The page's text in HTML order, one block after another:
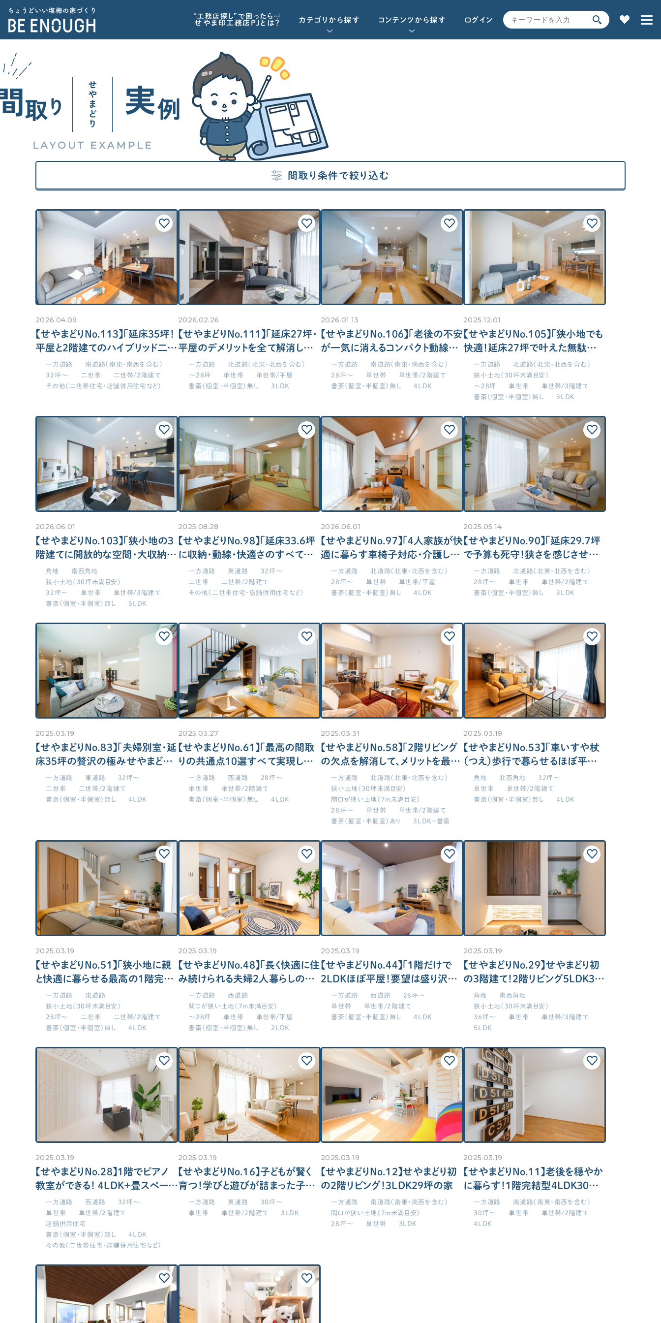
“工務店探し”で困ったら…
せやま印工務店PJとは？ カテゴリから探す
家づくりの前に 資金計画
工務店・HM選び
間取り 契約後の注意点 時事ネタ・裏話
コンテンツから探す
記事で学ぶ 動画で学ぶ
ログイン
カテゴリから探す
重要記事一覧を見る
家づくりの前に
家を建てるべきか？から考えたい
家づくりに必要な心構えを知りたい
住宅業界の“闇”を知っておきたい
資金計画
予算オーバーを未然に防ぎたい
「住宅ローン」について学びたい
諸経費（保険など）の知識がほしい
家の性能
断熱／気密性能について学びたい
換気システムについて学びたい
太陽光発電について学びたい
災害（地震/水災）に強い家にしたい
エアコン計画・湿度管理を学びたい
標準仕様
「住宅設備」の選び方を知りたい
標準仕様のチェック方法を知りたい
工務店・HM選び
「工務店・HMの選び方」を学びたい
“ヤバい工務店・HM”を見抜きたい
土地探しの方法・コツを知りたい
間取り
間取り実例（せやまどり）
契約後の注意点
「施主検査」の確認事項を知りたい
外構工事について知りたい
家づくりの補助金情報を知りたい
時事ネタ・裏話
住宅業界の時事ネタ
キーワードから探す
サイト内検索
よく使われるキーワード
UA値 断熱基準
省エネ基準 気密性能
付帯工事 換気システム エアコン
太陽光パネル 一階完結型
アルミ樹脂複合サッシ
CONTENTS
コンテンツから探す
記事で学ぶ
動画で学ぶ
Q&Aで学ぶ
用語解説で学ぶ
SUPPORT
サポート
せやま印工務店プロジェクト
お役立ちツール
OTHER
せやまのきもち
工務店の方へ
各種メディアのみなさまへ
間取り条件で絞り込む
方角 延床面積
東道路
角地
南東角地
北東角地
こだわり条件を追加する
下記こだわり条件は……
and検索
※検索結果に反映されます
LDK
LDKを18畳以上にしたい！
スケルトンデザイン階段を希望！
2階リビングにしたい！
勾配天井や吹き抜けを希望！
和室・書斎・趣味
独立した書斎が欲しい！
4.5畳以上の和室がほしい！
(電子)ピアノを置きたい！
家事動線
洗面所と脱衣室を分けたい！
ランドリールーム兼用の脱衣室（3畳以
キッチンと洗面を隣接させたい！
回遊動線を採用したい！
トイレを洗面所隣接にしたい
バルコニーが欲しい！
収納
収納をかなり充実させたい！
1階にWIC（2畳以上目安）が欲しい！
玄関
シューズクローク（奥行2P以上目安）を
靴を脱いだ状態で靴を取りたい！
シューズクローク&ボックス併用
玄関近くに洗面を配置したい！
主寝室・子ども部屋
主寝室・子供部屋は最低限サイズ
子供部屋をつなげて将来仕切る！
1階に主寝室が欲しい！
土地
駐車場を2台以上確保したい！
変形地をうまく生かしたい！
土地・間口は狭いが素敵間取りに
庭不要！敷地目一杯家を建てたい
2026.04.09
【せやまどりNo.113】「延床35坪！
平屋と2階建てのハイブリッド二世
帯住宅」の間取り図
一方道路
南道路（南東・南西を含む）
32坪～
二世帯
二世帯/2階建て
その他（二世帯住宅・店舗併用住宅など）
2026.02.26
【せやまどりNo.111】「延床27坪・
平屋のデメリットを全て解消した
最高の平屋」の間取り図
一方道路
北道路（北東・北西を含む）
～28坪
単世帯
単世帯/平屋
書斎（個室・半個室）無し
3LDK
2026.01.13
【せやまどりNo.106】「老後の不安
が一気に消えるコンパクト動線の
家」の間取り図
一方道路
南道路（南東・南西を含む）
28坪～
単世帯
単世帯/2階建て
書斎（個室・半個室）無し
4LDK
2025.12.01
【せやまどりNo.105】「狭小地でも
快適！延床27坪で叶えた無駄ゼロ
設計の家」の間取り図
一方道路
北道路（北東・北西を含む）
狭小土地（30坪未満目安）
～28坪
単世帯
単世帯/3階建て
書斎（個室・半個室）無し
3LDK
2026.06.01
【せやまどりNo.103】「狭小地の3
階建てに開放的な空間・大収納を
設けた家」の間取り図
角地
南西角地
狭小土地（30坪未満目安）
32坪～
単世帯
単世帯/3階建て
書斎（個室・半個室）無し
5LDK
2025.08.28
【せやまどりNo.98】「延床33.6坪
に収納・動線・快適さのすべてを
実現した 極小二世帯住宅」の間
取り図
一方道路 東道路
32坪～
二世帯
二世帯/2階建て
その他（二世帯住宅・店舗併用住宅など）
2026.06.01
【せやまどりNo.97】「4人家族が快
適に暮らす車椅子対応・介護しや
すい平屋」の間取り図
一方道路
北道路（北東・北西を含む）
28坪～
単世帯
単世帯/平屋
書斎（個室・半個室）無し
4LDK
2025.05.14
【せやまどりNo.90】「延床29.7坪
で予算も死守！狭さを感じさせな
い11の工夫が光る一階完結型の
家」の間取り図
一方道路
北道路（北東・北西を含む）
28坪～
単世帯
単世帯/2階建て
書斎（個室・半個室）無し
3LDK
2025.03.19
【せやまどりNo.83】「夫婦別室・延
床35坪の贅沢の極みせやまどり
の家」の間取り図
一方道路 東道路
32坪～
二世帯
二世帯/2階建て
書斎（個室・半個室）無し
4LDK
2025.03.27
【せやまどりNo.61】「最高の間取
りの共通点10選すべて実現した
延床面積28.8坪の家」の間取り図
一方道路 西道路
28坪～
単世帯
単世帯/2階建て
書斎（個室・半個室）無し
4LDK
2025.03.31
【せやまどりNo.58】「2階リビング
の欠点を解消して、メリットを最大
化した家」の間取り図
一方道路
北道路（北東・北西を含む）
狭小土地（30坪未満目安）
間口が狭い土地（7m未満目安）
28坪～
単世帯
単世帯/2階建て
書斎（個室・半個室）あり
3LDK+書斎
2025.03.19
【せやまどりNo.53】「車いすや杖
（つえ）歩行で暮らせるほぼ平屋
のバリアフリーせやまどり」の間取
り図
角地 北西角地
32坪～
単世帯
単世帯/2階建て
書斎（個室・半個室）無し
4LDK
2025.03.19
【せやまどりNo.51】「狭小地に親
と快適に暮らせる最高の1階完結
型」の間取り図
一方道路
東道路
狭小土地（30坪未満目安）
28坪～
二世帯
二世帯/2階建て
書斎（個室・半個室）無し
4LDK
2025.03.19
【せやまどりNo.48】「長く快適に住
み続けられる夫婦2人暮らしのコ
ンパクトな平屋」の間取り図
一方道路
西道路
間口が狭い土地（7m未満目安）
～28坪
単世帯
単世帯/平屋
書斎（個室・半個室）無し
2LDK
2025.03.19
【せやまどりNo.44】「1階だけで
2LDKほぼ平屋！要望は盛り沢山
でも30坪に抑えたい方必見の1階
完結型」の間取り図
一方道路 西道路
28坪～
単世帯
単世帯/2階建て
書斎（個室・半個室）無し
4LDK
2025.03.19
【せやまどりNo.29】せやまどり初
の3階建て！2階リビング5LDK39
坪の家
角地
南西角地
狭小土地（30坪未満目安）
36坪～
単世帯
単世帯/3階建て
5LDK
2025.03.19
【せやまどりNo.28】1階でピアノ
教室ができる！ 4LDK＋畳スペース
32坪の家
一方道路 西道路
32坪～
単世帯
単世帯/2階建て
店舗併用住宅
書斎（個室・半個室）無し
4LDK
その他（二世帯住宅・店舗併用住宅など）
2025.03.19
【せやまどりNo.16】子どもが賢く
育つ！学びと遊びが詰まった子育
て間取り3LDK30坪の家
一方道路 東道路
30坪～
単世帯
単世帯/2階建て 3LDK
2025.03.19
【せやまどりNo.12】せやまどり初
の2階リビング！3LDK29坪の家
一方道路
南道路（南東・南西を含む）
間口が狭い土地（7m未満目安）
28坪～
単世帯 3LDK
2025.03.19
【せやまどりNo.11】老後を穏やか
に暮らす！1階完結型4LDK30坪
の家
一方道路
南道路（南東・南西を含む）
30坪～
単世帯
単世帯/2階建て
4LDK